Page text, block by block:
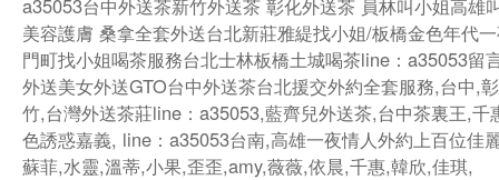
a35053台中外送茶新竹外送茶 彰化外送茶 員林叫小姐高雄
美容護膚 桑拿全套外送台北新莊雅緹找小姐/板橋金色年代
門町找小姐喝茶服務台北士林板橋土城喝茶line：a35053留
外送美女外送GTO台中外送茶台北援交外約全套服務,台中,
竹,台灣外送茶莊line：a35053,藍齊兒外送茶,台中茶裏王,千
色誘惑嘉義, line：a35053台南,高雄一夜情人外約上百位佳
蘇菲,水靈,溫蒂,小果,歪歪,amy,薇薇,依晨,千惠,韓欣,佳琪,